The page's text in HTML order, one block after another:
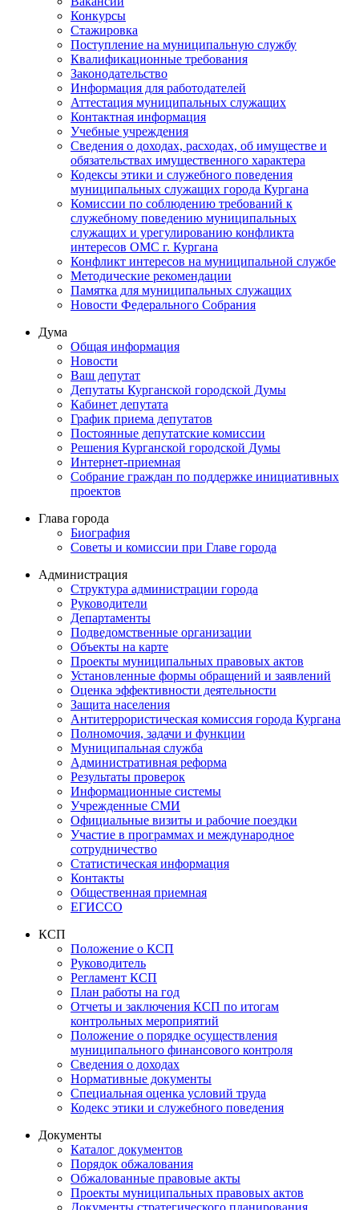
Конкурсы
Стажировка
Поступление на муниципальную службу
Квалификационные требования
Законодательство
Информация для работодателей
Аттестация муниципальных служащих
Контактная информация
Учебные учреждения
Сведения о доходах, расходах, об имуществе и
обязательствах имущественного характера
Кодексы этики и служебного поведения
муниципальных служащих города Кургана
Комиссии по соблюдению требований к
служебному поведению муниципальных
служащих и урегулированию конфликта
интересов ОМС г. Кургана
Конфликт интересов на муниципальной службе
Методические рекомендации
Памятка для муниципальных служащих
Новости Федерального Cобрания
Дума
Общая информация
Новости
Ваш депутат
Депутаты Курганской городской Думы
Кабинет депутата
График приема депутатов
Постоянные депутатские комиссии
Решения Курганской городской Думы
Интернет-приемная
Собрание граждан по поддержке инициативных
проектов
Глава города
Биография
Советы и комиссии при Главе города
Администрация
Структура администрации города
Руководители
Департаменты
Подведомственные организации
Объекты на карте
Проекты муниципальных правовых актов
Установленные формы обращений и заявлений
Оценка эффективности деятельности
Защита населения
Антитеррористическая комиссия города Кургана
Полномочия, задачи и функции
Муниципальная служба
Административная реформа
Результаты проверок
Информационные системы
Учрежденные СМИ
Официальные визиты и рабочие поездки
Участие в программах и международное
сотрудничество
Статистическая информация
Контакты
Общественная приемная
ЕГИССО
КСП
Положение о КСП
Руководитель
Регламент КСП
План работы на год
Отчеты и заключения КСП по итогам
контрольных мероприятий
Положение о порядке осуществления
муниципального финансового контроля
Сведения о доходах
Нормативные документы
Специальная оценка условий труда
Кодекс этики и служебного поведения
Документы
Каталог документов
Порядок обжалования
Обжалованные правовые акты
Проекты муниципальных правовых актов
Документы стратегического планирования